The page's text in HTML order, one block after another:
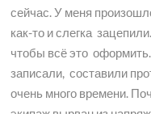
сейчас. У меня
как-то и слегка
чтобы всё это
записали, составили
очень много времени.